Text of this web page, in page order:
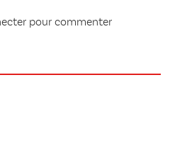
pour commenter